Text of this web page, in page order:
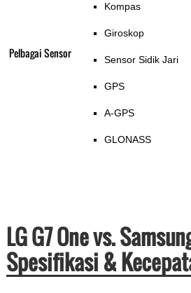
Pelbagai Sensor
Kompas
Giroskop
Sensor Sidik Jari
GPS
A-GPS
GLONASS
LG G7 One vs.
Spesifikasi &